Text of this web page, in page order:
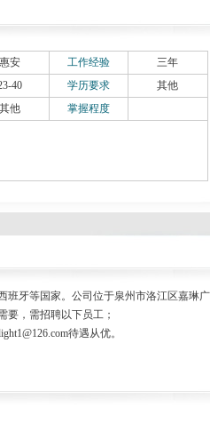
惠安 工作经验
三年
40 学历要求
其他
其他 掌握程度
牙等国家。公司位于泉州市洛江区嘉琳
要，需招聘以下员工；
待遇从优。